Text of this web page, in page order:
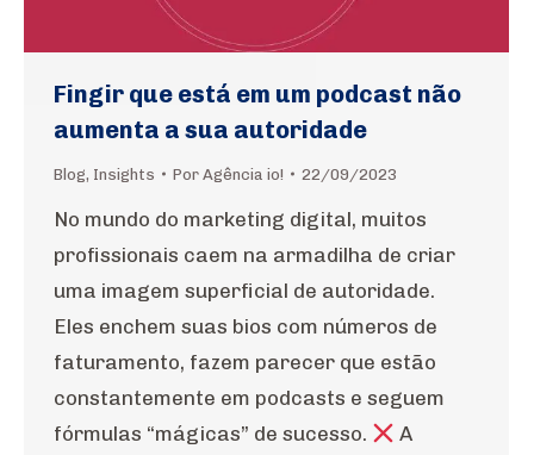
Fingir que está em um podcast não
aumenta a sua autoridade
Blog, Insights Por Agência io! 22/09/2023
No mundo do marketing digital, muitos
profissionais caem na armadilha de criar
uma imagem superficial de autoridade.
Eles enchem suas bios com números de
faturamento, fazem parecer que estão
constantemente em podcasts e seguem
fórmulas “mágicas” de sucesso.
A